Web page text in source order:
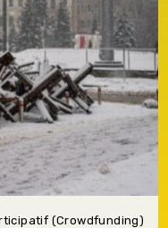
(Crowdfunding)